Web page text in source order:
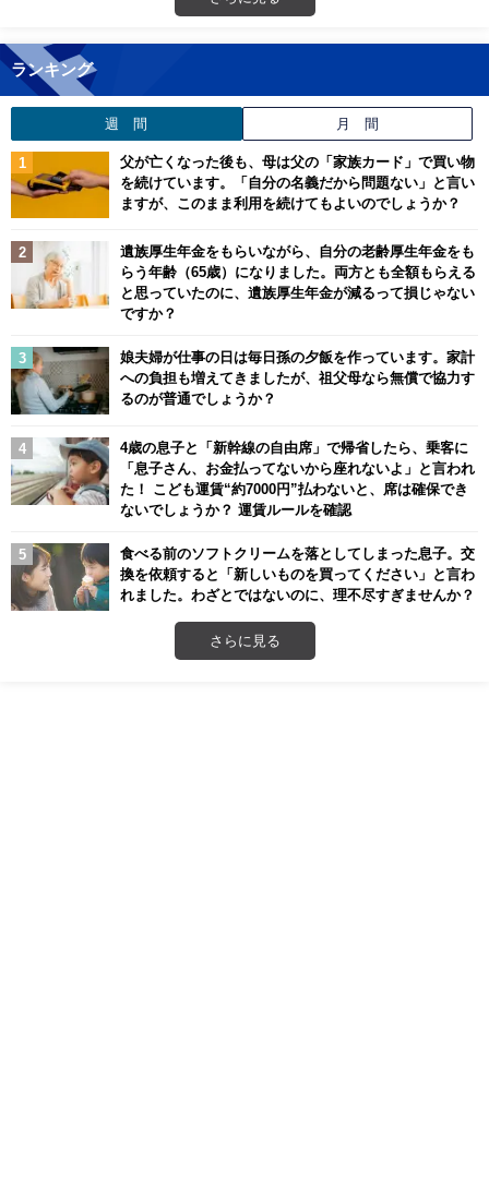
ランキング
週 間 月 間
父が亡くなった後も、母は父の「家族カード」で買い物
を続けています。「自分の名義だから問題ない」と言い
ますが、このまま利用を続けてもよいのでしょうか？
遺族厚生年金をもらいながら、自分の老齢厚生年金をも
らう年齢（65歳）になりました。両方とも全額もらえる
と思っていたのに、遺族厚生年金が減るって損じゃない
ですか？
娘夫婦が仕事の日は毎日孫の夕飯を作っています。家計
への負担も増えてきましたが、祖父母なら無償で協力す
るのが普通でしょうか？
4歳の息子と「新幹線の自由席」で帰省したら、乗客に
「息子さん、お金払ってないから座れないよ」と言われ
た！ こども運賃“約7000円”払わないと、席は確保でき
ないでしょうか？ 運賃ルールを確認
食べる前のソフトクリームを落としてしまった息子。交
換を依頼すると「新しいものを買ってください」と言わ
れました。わざとではないのに、理不尽すぎませんか？
さらに見る